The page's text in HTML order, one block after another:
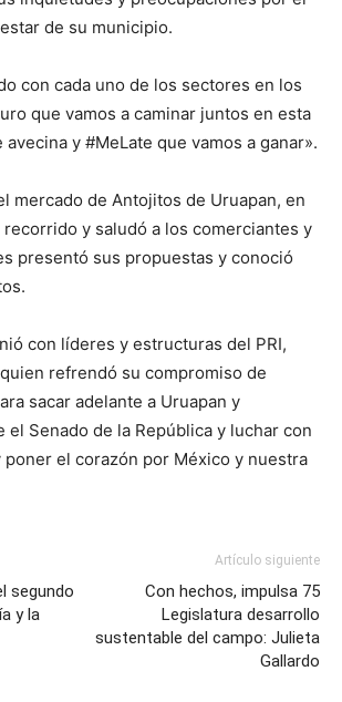
de su municipio.
con cada uno de los sectores en los
que vamos a caminar juntos en esta
y #MeLate que vamos a ganar».
mercado de Antojitos de Uruapan, en
y saludó a los comerciantes y
presentó sus propuestas y conoció
con líderes y estructuras del PRI,
quien refrendó su compromiso de
sacar adelante a Uruapan y
el Senado de la República y luchar con
el corazón por México y nuestra
segundo
y la
Artículo siguiente
Con hechos, impulsa 75
Legislatura desarrollo
sustentable del campo: Julieta
Gallardo